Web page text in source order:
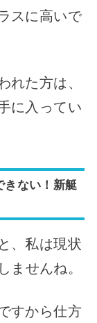
スに高いで
れた方は、
に入ってい
きない！新艇
、私は現状
ませんね。
すから仕方